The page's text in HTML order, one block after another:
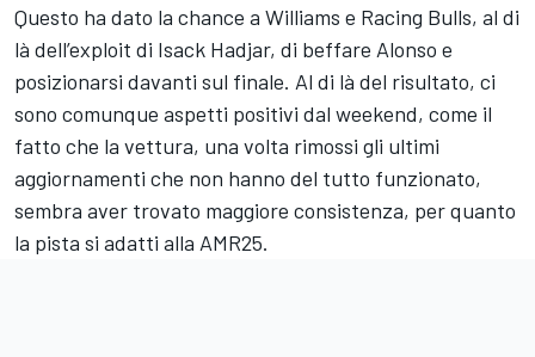
Questo ha dato la chance a Williams e Racing Bulls, al di
là dell’exploit di Isack Hadjar, di beffare Alonso e
posizionarsi davanti sul finale. Al di là del risultato, ci
sono comunque aspetti positivi dal weekend, come il
fatto che la vettura, una volta rimossi gli ultimi
aggiornamenti che non hanno del tutto funzionato,
sembra aver trovato maggiore consistenza, per quanto
la pista si adatti alla AMR25.